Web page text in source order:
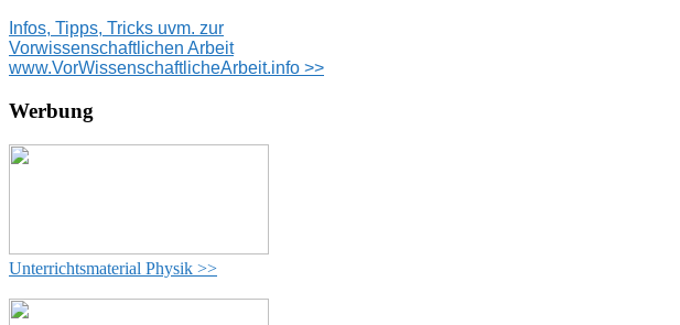
Infos, Tipps, Tricks uvm. zur
Vorwissenschaftlichen Arbeit
www.VorWissenschaftlicheArbeit.info >>
Werbung
Unterrichtsmaterial Physik >>